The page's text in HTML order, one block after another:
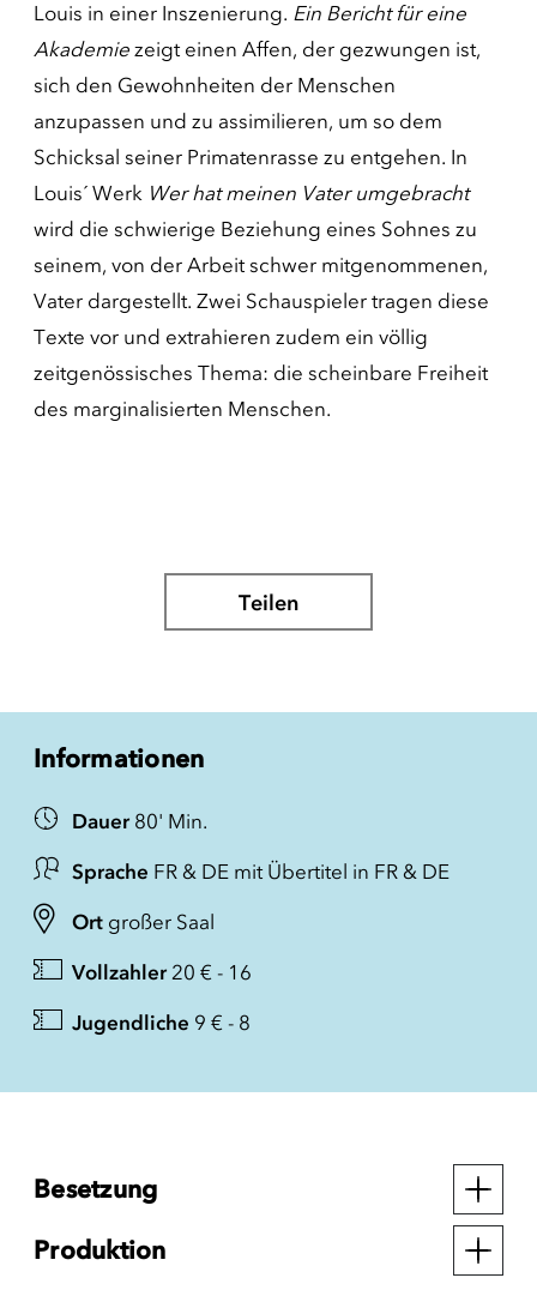
Louis in einer Inszenierung. Ein Bericht für eine
Akademie zeigt einen Affen, der gezwungen ist,
sich den Gewohnheiten der Menschen
anzupassen und zu assimilieren, um so dem
Schicksal seiner Primatenrasse zu entgehen. In
Louis´ Werk Wer hat meinen Vater umgebracht
wird die schwierige Beziehung eines Sohnes zu
seinem, von der Arbeit schwer mitgenommenen,
Vater dargestellt. Zwei Schauspieler tragen diese
Texte vor und extrahieren zudem ein völlig
zeitgenössisches Thema: die scheinbare Freiheit
des marginalisierten Menschen.
Teilen
Informationen
Dauer 80' Min.
Sprache FR & DE mit Übertitel in FR & DE
Ort großer Saal
Vollzahler 20 € - 16
Jugendliche 9 € - 8
Besetzung
Produktion